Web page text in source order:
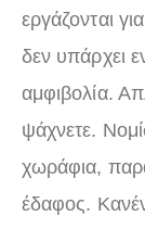
εργάζονται
δεν υπάρχει
αμφιβολία.
ψάχνετε.
χωράφια,
έδαφος.